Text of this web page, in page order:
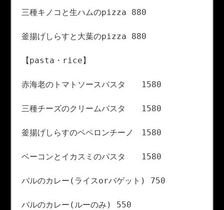
三種キノコと生ハムのpizza 880
釜揚げしらすと大葉のpizza 880
【pasta・rice】
赤海老のトマトソースパスタ 1580
三種チーズのクリームパスタ 1580
釜揚げしらすのペペロンチーノ 1580
ベーコンとイカスミのパスタ 1580
バルのカレー(ライスorバゲット) 750
バルのカレー(ルーのみ) 550